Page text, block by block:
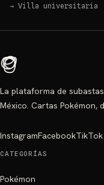
→ Villa universitaria
La plataforma de
México. Cartas Pokémon,
InstagramFacebookTikTok
CATEGORÍAS
Pokémon